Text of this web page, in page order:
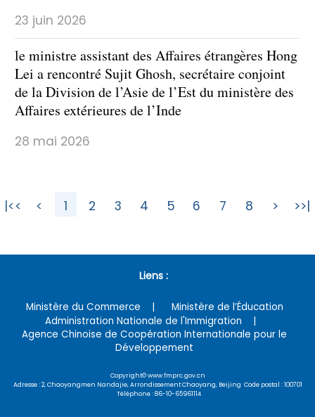
23 juin 2026
le ministre assistant des Affaires étrangères Hong
Lei a rencontré Sujit Ghosh, secrétaire conjoint
de la Division de l’Asie de l’Est du ministère des
Affaires extérieures de l’Inde
28 mai 2026
|<< < 1 2 3 4 5 6 7 8 > >>|
Liens :
Ministère du Commerce
Ministère de l’Éducation
Administration Nationale de l'Immigration
Agence Chinoise de Coopération Internationale pour le
Développement
Copyright© www.fmprc.gov.cn
Adresse : 2, Chaoyangmen Nandajie, Arrondissement Chaoyang, Beijing Code postal : 100701
Téléphone : 86-10-65961114